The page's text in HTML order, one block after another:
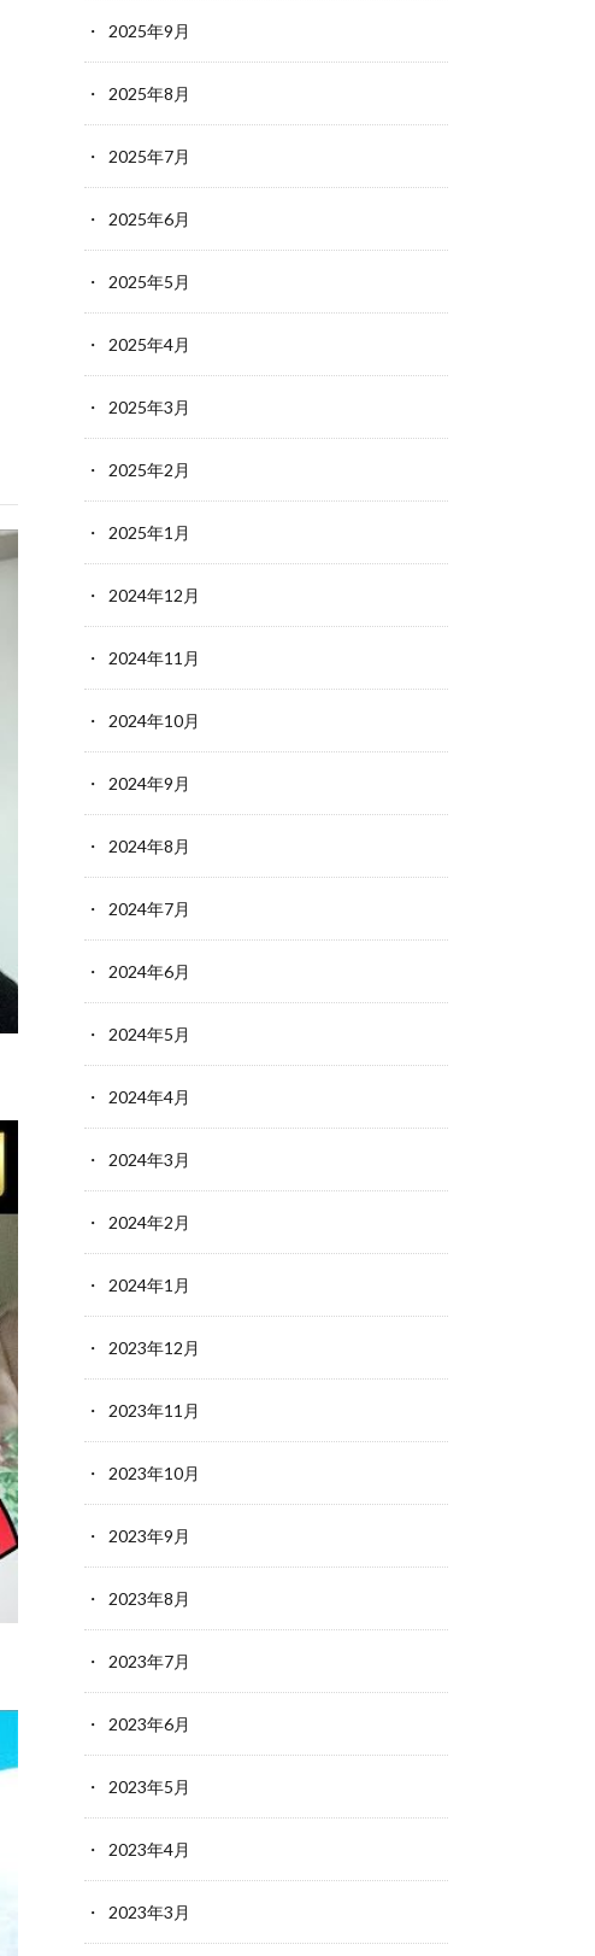
2025年9月
2025年8月
2025年7月
2025年6月
2025年5月
2025年4月
2025年3月
2025年2月
2025年1月
2024年12月
2024年11月
2024年10月
2024年9月
2024年8月
2024年7月
2024年6月
2024年5月
2024年4月
2024年3月
2024年2月
2024年1月
2023年12月
2023年11月
2023年10月
2023年9月
2023年8月
2023年7月
2023年6月
2023年5月
2023年4月
2023年3月